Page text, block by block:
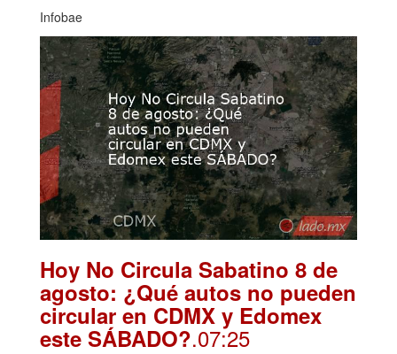
Infobae
Hoy No Circula Sabatino 8 de
agosto: ¿Qué autos no pueden
circular en CDMX y Edomex
este SÁBADO?.07:25